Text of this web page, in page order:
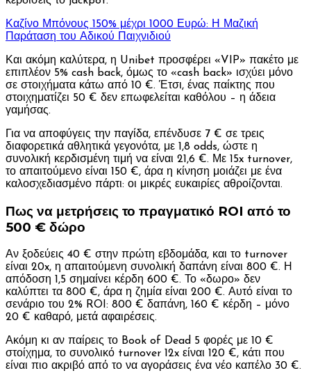
Καζίνο Μπόνους 150% μέχρι 1000 Ευρώ: Η Μαζική
Παράταση του Αδικού Παιχνιδιού
Και ακόμη καλύτερα, η Unibet προσφέρει «VIP» πακέτο με
επιπλέον 5% cash back, όμως το «cash back» ισχύει μόνο
σε στοιχήματα κάτω από 10 €. Έτσι, ένας παίκτης που
στοιχηματίζει 50 € δεν επωφελείται καθόλου – η άδεια
γαμήσας.
Για να αποφύγεις την παγίδα, επένδυσε 7 € σε τρεις
διαφορετικά αθλητικά γεγονότα, με 1,8 odds, ώστε η
συνολική κερδισμένη τιμή να είναι 21,6 €. Με 15x turnover,
το απαιτούμενο είναι 150 €, άρα η κίνηση μοιάζει με ένα
καλοσχεδιασμένο πάρτι: οι μικρές ευκαιρίες αθροίζονται.
Πως να μετρήσεις το πραγματικό ROI από το
500 € δώρο
Αν ξοδεύεις 40 € στην πρώτη εβδομάδα, και το turnover
είναι 20x, η απαιτούμενη συνολική δαπάνη είναι 800 €. Η
απόδοση 1,5 σημαίνει κέρδη 600 €. Το «δωρο» δεν
καλύπτει τα 800 €, άρα η ζημία είναι 200 €. Αυτό είναι το
σενάριο του 2% ROI: 800 € δαπάνη, 160 € κέρδη – μόνο
20 € καθαρό, μετά αφαιρέσεις.
Ακόμη κι αν παίρεις το Book of Dead 5 φορές με 10 €
στοίχημα, το συνολικό turnover 12x είναι 120 €, κάτι που
είναι πιο ακριβό από το να αγοράσεις ένα νέο καπέλο 30 €.